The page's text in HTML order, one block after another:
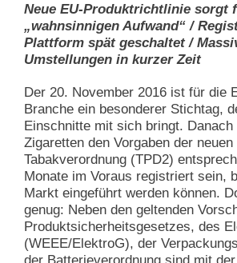
Neue EU-Produktrichtlinie sorgt
„wahnsinnigen Aufwand“ /
Plattform spät geschaltet /
Umstellungen in kurzer Zeit
Der 20. November 2016 ist für die
Branche ein besonderer Stichtag,
Einschnitte mit sich bringt. Danach
Zigaretten den Vorgaben der neuen
Tabakverordnung (TPD2)
Monate im Voraus registriert sein,
Markt eingeführt werden können.
genug: Neben den geltenden
Produktsicherheitsgesetzes, des
(WEEE/ElektroG), der